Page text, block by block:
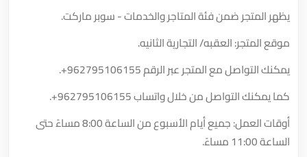
يظهر المتجر ضمن فئة المتاجر والخدمات - سوبر ماركت.
موقع المتجر: العقبه/ التجارية الثانيه.
يمكنك التواصل مع المتجر عبر الرقم+962795106155
.
كما يمكنك التواصل من خلال واتساب+962795106155
.
أوقات العمل: جميع أيام الأسبوع من الساعة 8:00 مساءً حتى
الساعة 11:00 مساءً.